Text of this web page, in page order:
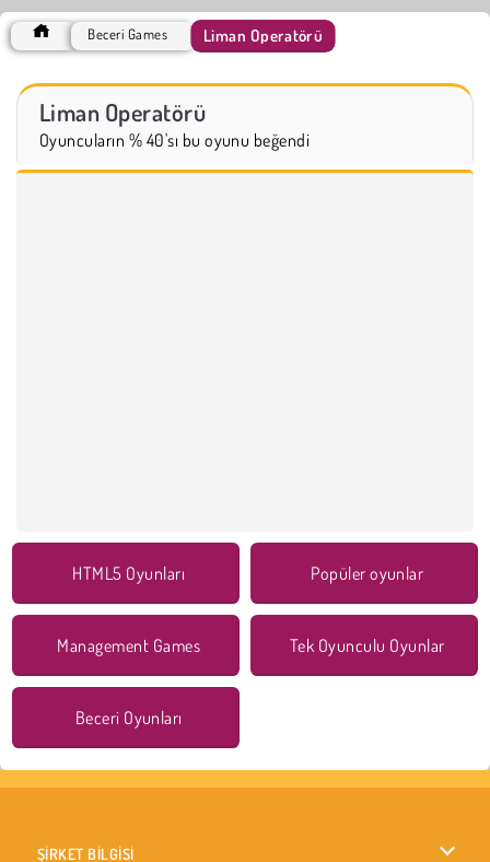
Beceri Games Liman Operatörü
Liman Operatörü
Oyuncuların % 40'sı bu oyunu beğendi
HTML5 Oyunları Popüler oyunlar
Management Games Tek Oyunculu Oyunlar
Beceri Oyunları
ŞİRKET BİLGİSİ